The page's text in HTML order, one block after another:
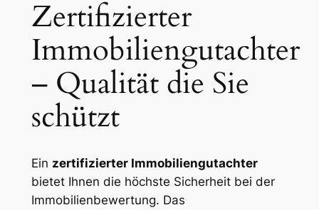
Zertifizierter
Immobiliengutachter
– Qualität die Sie
schützt
Ein zertifizierter Immobiliengutachter
bietet Ihnen die höchste Sicherheit bei der
Immobilienbewertung. Das